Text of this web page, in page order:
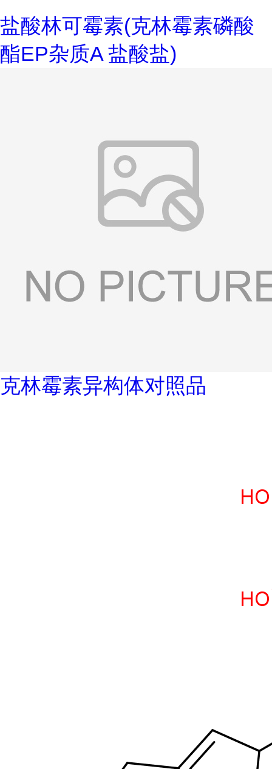
盐酸林可霉素(克林霉素磷酸
酯EP杂质A 盐酸盐)
克林霉素异构体对照品